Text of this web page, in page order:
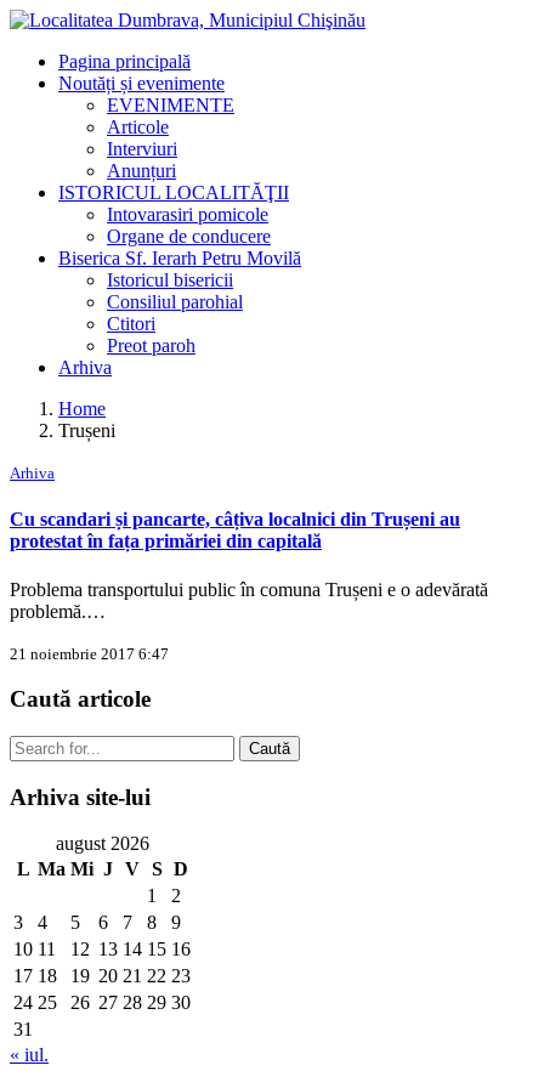
Pagina principală
Noutăți și evenimente
EVENIMENTE
Articole
Interviuri
Anunțuri
ISTORICUL LOCALITĂŢII
Intovarasiri pomicole
Organe de conducere
Biserica Sf. Ierarh Petru Movilă
Istoricul bisericii
Consiliul parohial
Ctitori
Preot paroh
Arhiva
Home
Trușeni
Arhiva
Cu scandari și pancarte, câțiva localnici din Trușeni au
protestat în fața primăriei din capitală
Problema transportului public în comuna Trușeni e o adevărată
problemă.…
21 noiembrie 2017 6:47
Caută articole
Caută
Arhiva site-lui
august 2026
L Ma Mi J V S D
1
2
3
4 5 6 7 8
9
10 11 12 13 14 15 16
17 18 19 20 21 22 23
24 25 26 27 28 29 30
31
« iul.